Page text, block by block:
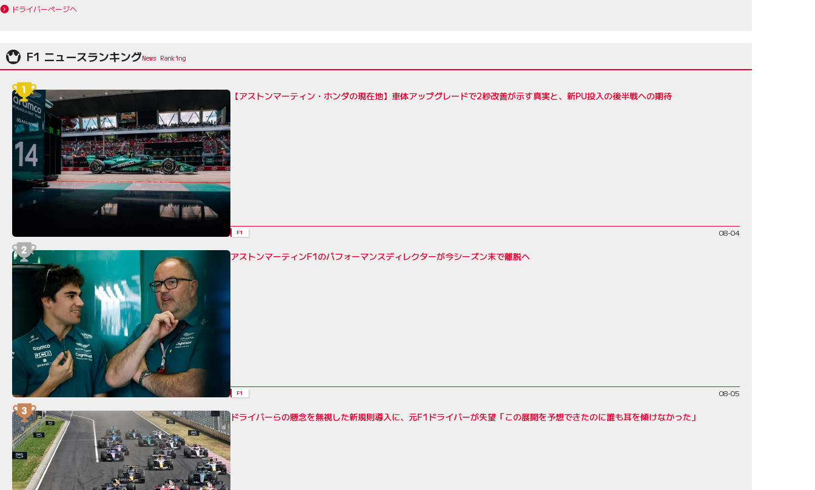
ドライバーページへ
F1 ニュースランキング
【アストンマーティン・ホンダの現在地】車体アップグレードで2秒改善が示す真実と、新PU投入の後半戦への期待
F1 08-04
アストンマーティンF1のパフォーマンスディレクターが今シーズン末で離脱へ
F1 08-05
ドライバーらの懸念を無視した新規則導入に、元F1ドライバーが失望「この展開を予想できたのに誰も耳を傾けなかった」